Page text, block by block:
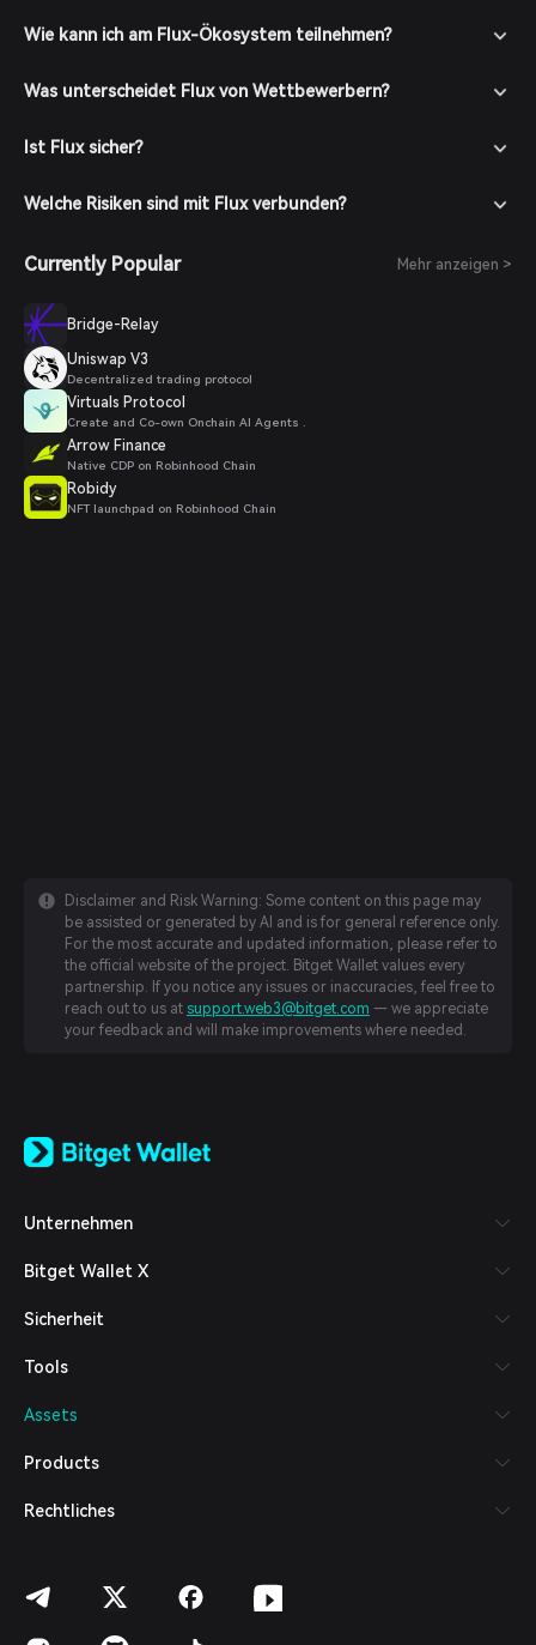
Wie kann ich am Flux-Ökosystem teilnehmen?
Was unterscheidet Flux von Wettbewerbern?
Ist Flux sicher?
Welche Risiken sind mit Flux verbunden?
Currently Popular Mehr anzeigen >
Bridge-Relay
Uniswap V3
Decentralized trading protocol
Virtuals Protocol
Create and Co-own Onchain AI Agents .
Arrow Finance
Native CDP on Robinhood Chain
Robidy
NFT launchpad on Robinhood Chain
Disclaimer and Risk Warning: Some content on this page may
be assisted or generated by AI and is for general reference only.
For the most accurate and updated information, please refer to
the official website of the project. Bitget Wallet values every
partnership. If you notice any issues or inaccuracies, feel free to
reach out to us at support.web3@bitget.com — we appreciate
your feedback and will make improvements where needed.
日本語
Español (Latinoamérica)
Italiano
Deutsch
繁體中文
Bahasa Indonesia
हिन्दी
Español (Argentina)
Unternehmen
Bitget Wallet X
Sicherheit
Tools
Assets
Products
Rechtliches